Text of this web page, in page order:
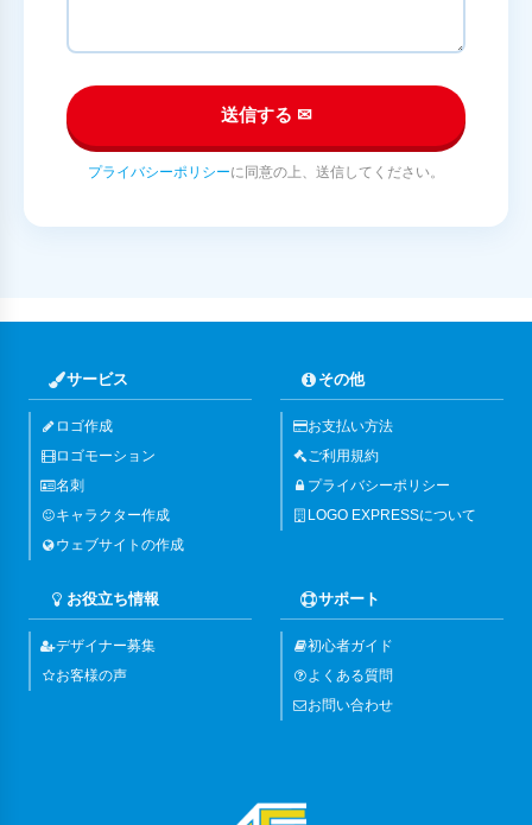
送信する ✉
プライバシーポリシーに同意の上、送信してください。
サービス
ロゴ作成
ロゴモーション
名刺
キャラクター作成
ウェブサイトの作成
その他
お支払い方法
ご利用規約
プライバシーポリシー
LOGO EXPRESSについて
お役立ち情報
デザイナー募集
お客様の声
サポート
初心者ガイド
よくある質問
お問い合わせ